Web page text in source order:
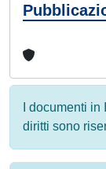
I documenti
diritti sono